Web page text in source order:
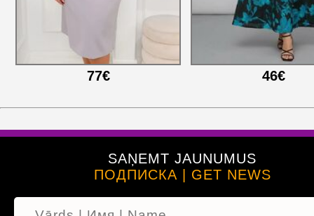
77€ 46€
SAŅEMT JAUNUMUS
ПОДПИСКА | GET NEWS